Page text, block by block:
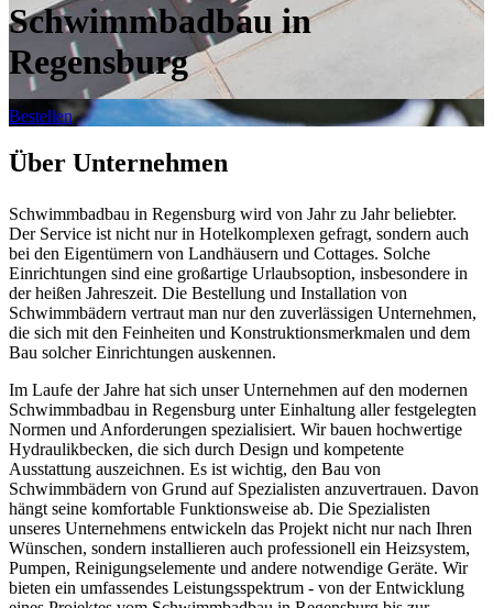
Schwimmbadbau in
Regensburg
Bestellen
Über Unternehmen
Schwimmbadbau in Regensburg wird von Jahr zu Jahr beliebter.
Der Service ist nicht nur in Hotelkomplexen gefragt, sondern auch
bei den Eigentümern von Landhäusern und Cottages. Solche
Einrichtungen sind eine großartige Urlaubsoption, insbesondere in
der heißen Jahreszeit. Die Bestellung und Installation von
Schwimmbädern vertraut man nur den zuverlässigen Unternehmen,
die sich mit den Feinheiten und Konstruktionsmerkmalen und dem
Bau solcher Einrichtungen auskennen.
Im Laufe der Jahre hat sich unser Unternehmen auf den modernen
Schwimmbadbau in Regensburg unter Einhaltung aller festgelegten
Normen und Anforderungen spezialisiert. Wir bauen hochwertige
Hydraulikbecken, die sich durch Design und kompetente
Ausstattung auszeichnen. Es ist wichtig, den Bau von
Schwimmbädern von Grund auf Spezialisten anzuvertrauen. Davon
hängt seine komfortable Funktionsweise ab. Die Spezialisten
unseres Unternehmens entwickeln das Projekt nicht nur nach Ihren
Wünschen, sondern installieren auch professionell ein Heizsystem,
Pumpen, Reinigungselemente und andere notwendige Geräte. Wir
bieten ein umfassendes Leistungsspektrum - von der Entwicklung